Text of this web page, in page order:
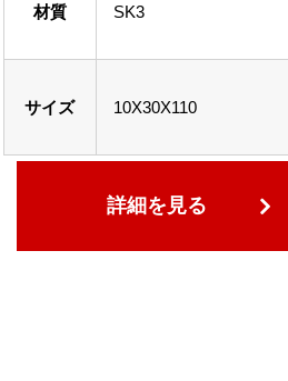
材質 SK3
サイズ 10X30X110
詳細を見る